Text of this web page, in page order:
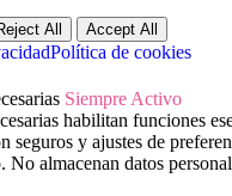
All Accept All
Política de cookies
Siempre Activo
habilitan funciones
seguros y ajustes de
No almacenan datos